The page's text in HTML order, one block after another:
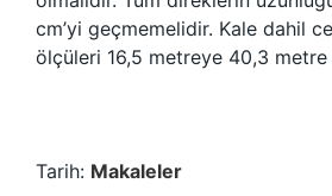
cm’yi geçmemelidir. Kale dahil
ölçüleri 16,5 metreye 40,3 metre
Tarih: Makaleler